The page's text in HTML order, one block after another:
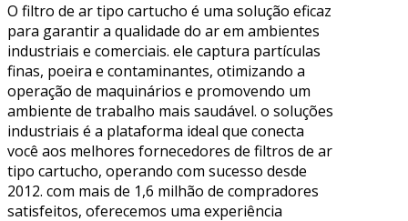
O filtro de ar tipo cartucho é uma solução eficaz
para garantir a qualidade do ar em ambientes
industriais e comerciais. ele captura partículas
finas, poeira e contaminantes, otimizando a
operação de maquinários e promovendo um
ambiente de trabalho mais saudável. o soluções
industriais é a plataforma ideal que conecta
você aos melhores fornecedores de filtros de ar
tipo cartucho, operando com sucesso desde
2012. com mais de 1,6 milhão de compradores
satisfeitos, oferecemos uma experiência